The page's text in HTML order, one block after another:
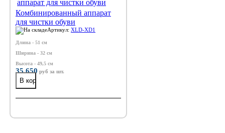
Комбинированный аппарат
для чистки обуви
Артикул: XLD-XD1
Длина - 51 см
Ширина - 32 см
Высота - 49,5 см
35 650 руб за шт.